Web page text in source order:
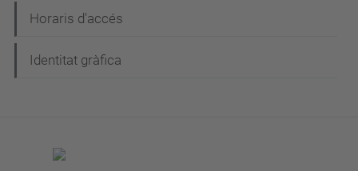
Horaris d'accés
Identitat gràfica